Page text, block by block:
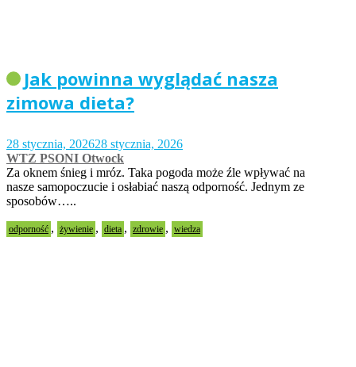
Jak powinna wyglądać nasza
zimowa dieta?
28 stycznia, 202628 stycznia, 2026
WTZ PSONI Otwock
Za oknem śnieg i mróz. Taka pogoda może źle wpływać na
nasze samopoczucie i osłabiać naszą odporność. Jednym ze
sposobów…..
odporność , żywienie , dieta , zdrowie , wiedza